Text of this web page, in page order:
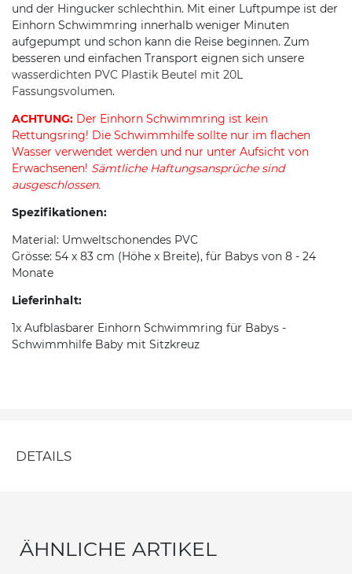
und der Hingucker schlechthin. Mit einer Luftpumpe ist der
Einhorn Schwimmring innerhalb weniger Minuten
aufgepumpt und schon kann die Reise beginnen. Zum
besseren und einfachen Transport eignen sich unsere
wasserdichten PVC Plastik Beutel mit 20L
Fassungsvolumen.
ACHTUNG: Der Einhorn Schwimmring ist kein
Rettungsring! Die Schwimmhilfe sollte nur im flachen
Wasser verwendet werden und nur unter Aufsicht von
Erwachsenen! Sämtliche Haftungsansprüche sind
ausgeschlossen.
Spezifikationen:
Material: Umweltschonendes PVC
Grösse: 54 x 83 cm (Höhe x Breite), für Babys von 8 - 24
Monate
Lieferinhalt:
1x Aufblasbarer Einhorn Schwimmring für Babys -
Schwimmhilfe Baby mit Sitzkreuz
DETAILS
ÄHNLICHE ARTIKEL